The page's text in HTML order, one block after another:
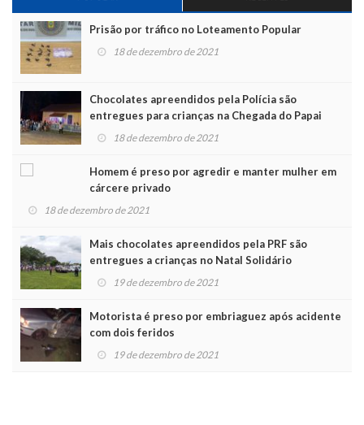
Prisão por tráfico no Loteamento Popular
18 de dezembro de 2021
Chocolates apreendidos pela Polícia são
entregues para crianças na Chegada do Papai
Noel 18 de dezembro de 2021
Homem é preso por agredir e manter mulher em
cárcere privado
18 de dezembro de 2021
Mais chocolates apreendidos pela PRF são
entregues a crianças no Natal Solidário
19 de dezembro de 2021
Motorista é preso por embriaguez após acidente
com dois feridos
19 de dezembro de 2021